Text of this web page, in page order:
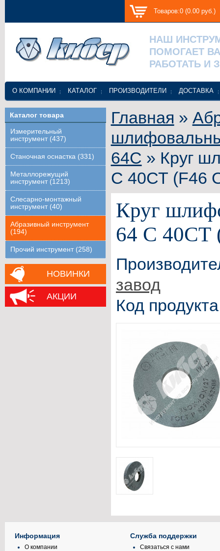
Товаров:0 (0.00 руб.)
НАШ
ПОМОГАЕТ
РАБОТАТЬ И
О КОМПАНИИ КАТАЛОГ ПРОИЗВОДИТЕЛИ ДОСТАВКА
Каталог товара
Измерительный
инструмент (437)
Станочная оснастка (331)
Металлорежущий
инструмент (1213)
Слесарно-монтажный
инструмент (40)
Абразивный инструмент
(194)
Прочий инструмент (258)
НОВИНКИ
АКЦИИ
Главная »
64С » Круг
С 40СТ (F46
Круг
64 С 40СТ
завод
Код
Информация
О компании
Служба поддержки
Связаться с нами